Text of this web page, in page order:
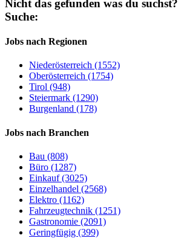
Nicht das gefunden was du suchst?
Suche:
Jobs nach Regionen
Niederösterreich (1552)
Oberösterreich (1754)
Tirol (948)
Steiermark (1290)
Burgenland (178)
Jobs nach Branchen
Bau (808)
Büro (1287)
Einkauf (3025)
Einzelhandel (2568)
Elektro (1162)
Fahrzeugtechnik (1251)
Gastronomie (2091)
Geringfügig (399)